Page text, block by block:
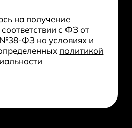
на получение
с ФЗ от
ФЗ на условиях и
политикой